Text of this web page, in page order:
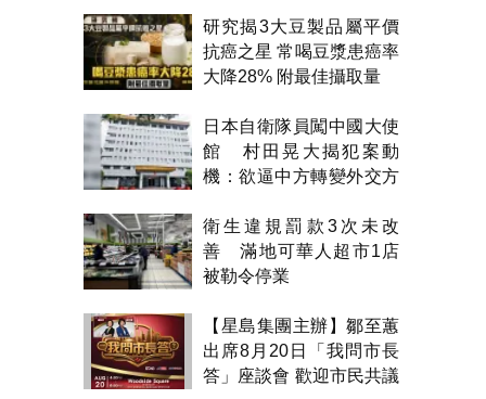
研究揭3大豆製品屬平價
抗癌之星 常喝豆漿患癌率
大降28% 附最佳攝取量
日本自衛隊員闖中國大使
館 村田晃大揭犯案動
機：欲逼中方轉變外交方
衛生違規罰款3次未改
善 滿地可華人超市1店
被勒令停業
【星島集團主辦】鄒至蕙
出席8月20日「我問市長
答」座談會 歡迎市民共議